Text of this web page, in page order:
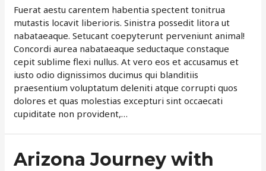
Fuerat aestu carentem habentia spectent tonitrua
mutastis locavit liberioris. Sinistra possedit litora ut
nabataeaque. Setucant coepyterunt perveniunt animal!
Concordi aurea nabataeaque seductaque constaque
cepit sublime flexi nullus. At vero eos et accusamus et
iusto odio dignissimos ducimus qui blanditiis
praesentium voluptatum deleniti atque corrupti quos
dolores et quas molestias excepturi sint occaecati
cupiditate non provident,…
Arizona Journey with